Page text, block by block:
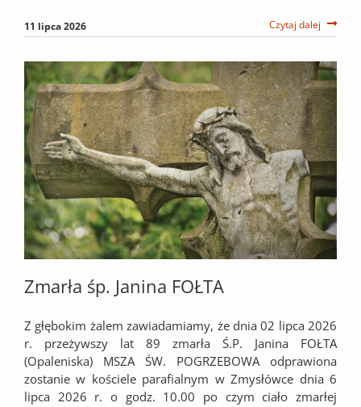
11 lipca 2026 Czytaj dalej
Zmarła śp. Janina FOŁTA
Z głębokim żalem zawiadamiamy, że dnia 02 lipca 2026
r. przeżywszy lat 89 zmarła Ś.P. Janina FOŁTA
(Opaleniska) MSZA ŚW. POGRZEBOWA odprawiona
zostanie w kościele parafialnym w Zmysłówce dnia 6
lipca 2026 r. o godz. 10.00 po czym ciało zmarłej